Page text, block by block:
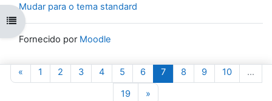
Abrir índice da disciplina
«Página anterior
1 Página 1
2Página 2
3Página 3
4Página 4
5Página 5
6Página 6
7Página 7
8Página 8
9Página 9
10Página 10
…
19Página 19
»
Mudar para o tema standard
Fornecido por Moodle